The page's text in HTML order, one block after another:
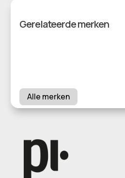
Gerelateerde merken
Alle merken